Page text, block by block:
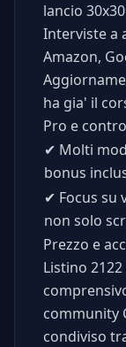
lancio 30x30
Interviste a
Amazon,
ha gia' il
Pro e contro
✔ Molti
bonus
✔ Focus su
non solo
Prezzo e
Listino
community
condiviso